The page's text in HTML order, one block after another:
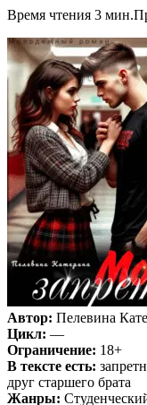
Время чтения 3 мин.
Автор: Пелевина
Цикл: —
Ограничение: 18+
В тексте есть:
друг старшего брата
Жанры: